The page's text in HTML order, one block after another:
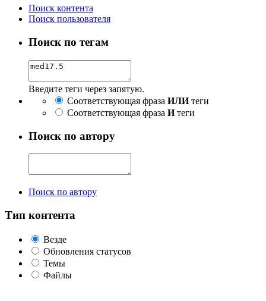
Поиск контента
Поиск пользователя
Поиск по тегам
Введите теги через запятую.
Соответствующая фраза ИЛИтеги
Соответствующая фраза Итеги
Поиск по автору
Поиск по автору
Тип контента
Везде
Обновления статусов
Темы
Файлы